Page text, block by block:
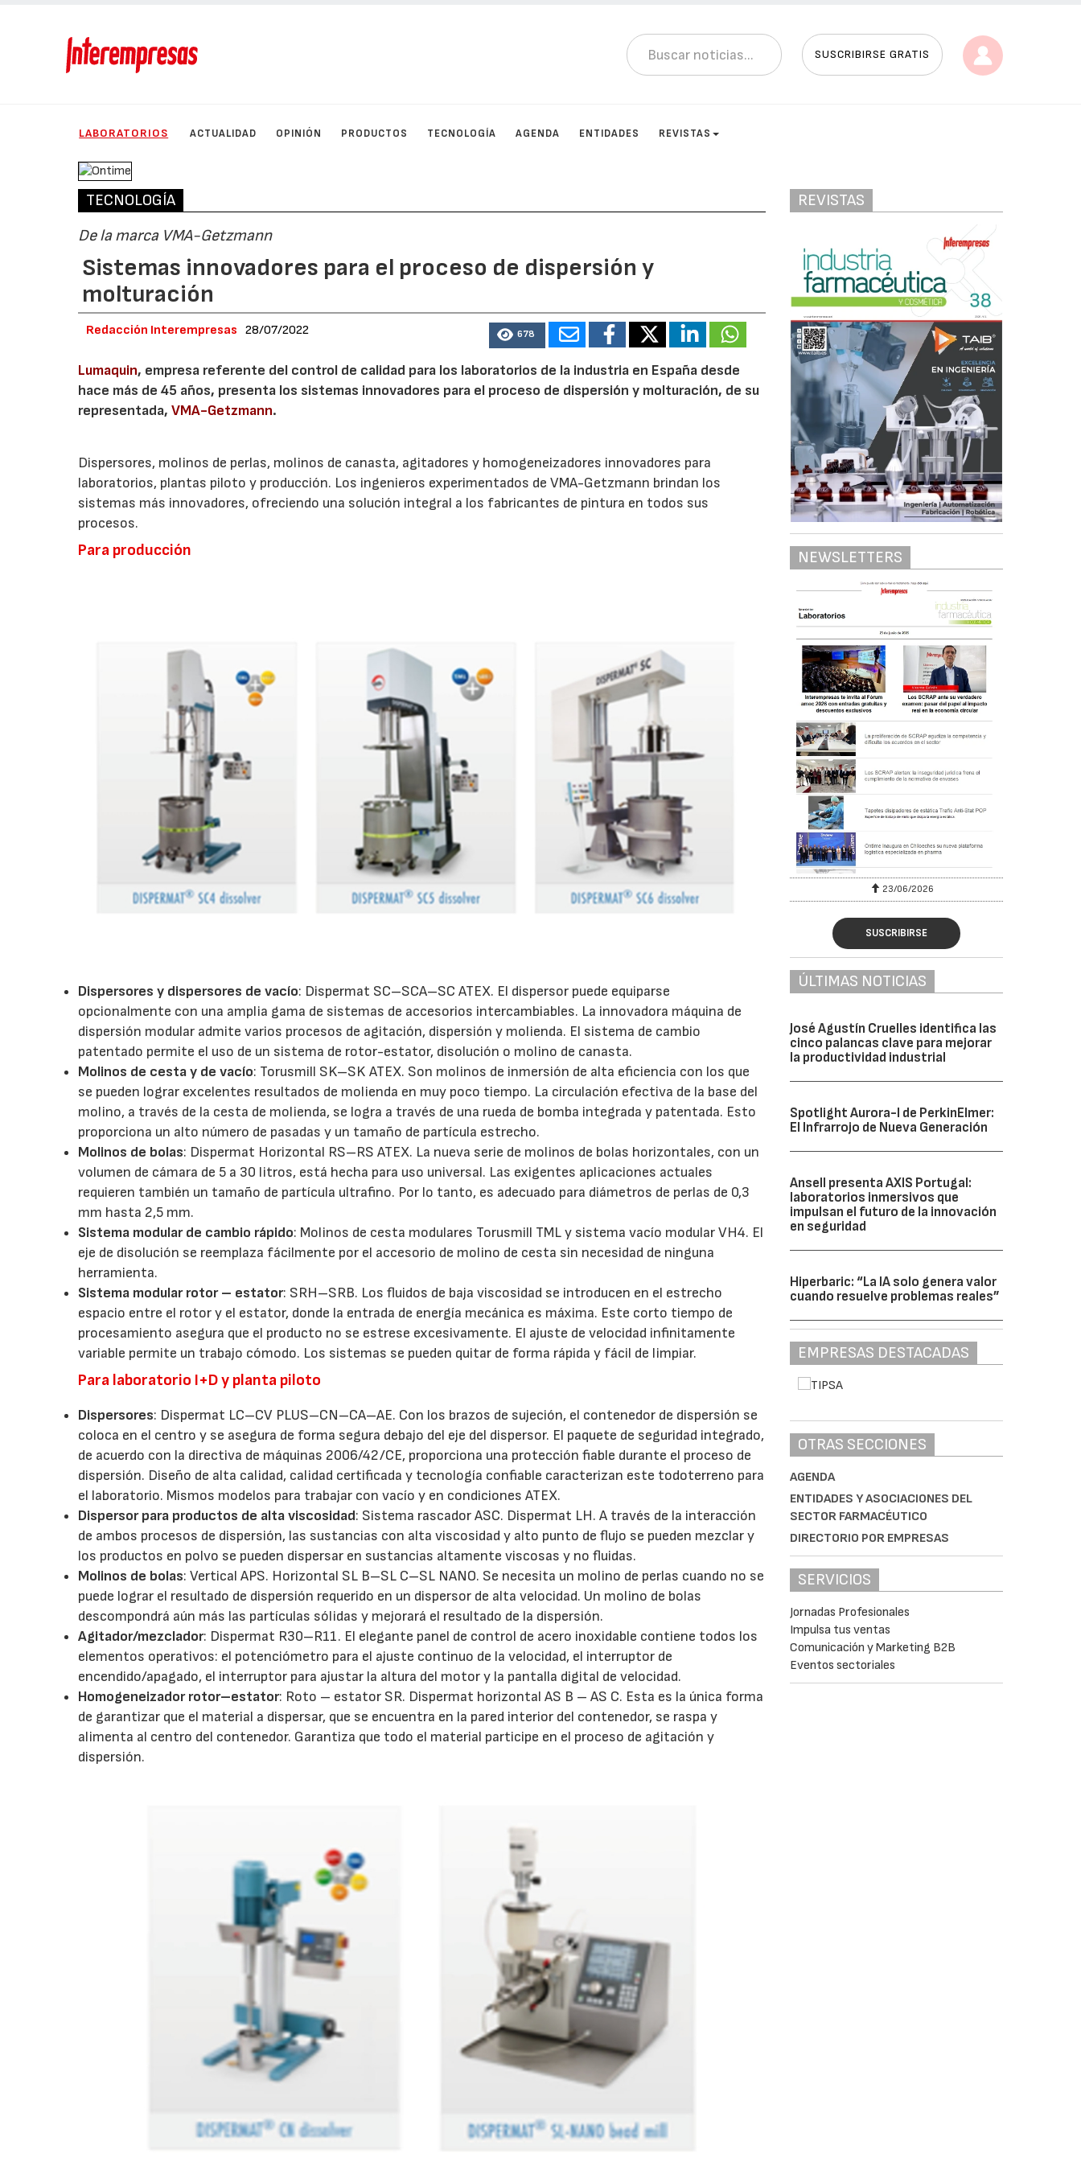
SUSCRIBIRSE GRATIS
LABORATORIOS ACTUALIDAD OPINIÓN PRODUCTOS TECNOLOGÍA AGENDA ENTIDADES REVISTAS
TECNOLOGÍA
De la marca VMA-Getzmann
Sistemas innovadores para el proceso de dispersión y
molturación
Redacción Interempresas 28/07/2022 678
Lumaquin, empresa referente del control de calidad para los laboratorios de la industria en España desde
hace más de 45 años, presenta los sistemas innovadores para el proceso de dispersión y molturación, de su
representada,VMA-Getzmann.
Dispersores, molinos de perlas, molinos de canasta, agitadores y homogeneizadores innovadores para
laboratorios, plantas piloto y producción. Los ingenieros experimentados de VMA-Getzmann brindan los
sistemas más innovadores, ofreciendo una solución integral a los fabricantes de pintura en todos sus
procesos.
Para producción
Dispersores y dispersores de vacío: Dispermat SC–SCA–SC ATEX. El dispersor puede equiparse
opcionalmente con una amplia gama de sistemas de accesorios intercambiables. La innovadora máquina de
dispersión modular admite varios procesos de agitación, dispersión y molienda. El sistema de cambio
patentado permite el uso de un sistema de rotor-estator, disolución o molino de canasta.
Molinos de cesta y de vacío: Torusmill SK–SK ATEX. Son molinos de inmersión de alta eficiencia con los que
se pueden lograr excelentes resultados de molienda en muy poco tiempo. La circulación efectiva de la base del
molino, a través de la cesta de molienda, se logra a través de una rueda de bomba integrada y patentada. Esto
proporciona un alto número de pasadas y un tamaño de partícula estrecho.
Molinos de bolas: Dispermat Horizontal RS–RS ATEX. La nueva serie de molinos de bolas horizontales, con un
volumen de cámara de 5 a 30 litros, está hecha para uso universal. Las exigentes aplicaciones actuales
requieren también un tamaño de partícula ultrafino. Por lo tanto, es adecuado para diámetros de perlas de 0,3
mm hasta 2,5 mm.
Sistema modular de cambio rápido: Molinos de cesta modulares Torusmill TML y sistema vacío modular VH4. El
eje de disolución se reemplaza fácilmente por el accesorio de molino de cesta sin necesidad de ninguna
herramienta.
Sistema modular rotor – estator: SRH–SRB. Los fluidos de baja viscosidad se introducen en el estrecho
espacio entre el rotor y el estator, donde la entrada de energía mecánica es máxima. Este corto tiempo de
procesamiento asegura que el producto no se estrese excesivamente. El ajuste de velocidad infinitamente
variable permite un trabajo cómodo. Los sistemas se pueden quitar de forma rápida y fácil de limpiar.
Para laboratorio I+D y planta piloto
Dispersores: Dispermat LC–CV PLUS–CN–CA–AE. Con los brazos de sujeción, el contenedor de dispersión se
coloca en el centro y se asegura de forma segura debajo del eje del dispersor. El paquete de seguridad integrado,
de acuerdo con la directiva de máquinas 2006/42/CE, proporciona una protección fiable durante el proceso de
dispersión. Diseño de alta calidad, calidad certificada y tecnología confiable caracterizan este todoterreno para
el laboratorio. Mismos modelos para trabajar con vacío y en condiciones ATEX.
Dispersor para productos de alta viscosidad: Sistema rascador ASC. Dispermat LH. A través de la interacción
de ambos procesos de dispersión, las sustancias con alta viscosidad y alto punto de flujo se pueden mezclar y
los productos en polvo se pueden dispersar en sustancias altamente viscosas y no fluidas.
Molinos de bolas: Vertical APS. Horizontal SL B–SL C–SL NANO. Se necesita un molino de perlas cuando no se
puede lograr el resultado de dispersión requerido en un dispersor de alta velocidad. Un molino de bolas
descompondrá aún más las partículas sólidas y mejorará el resultado de la dispersión.
Agitador/mezclador: Dispermat R30–R11. El elegante panel de control de acero inoxidable contiene todos los
elementos operativos: el potenciómetro para el ajuste continuo de la velocidad, el interruptor de
encendido/apagado, el interruptor para ajustar la altura del motor y la pantalla digital de velocidad.
Homogeneizador rotor–estator: Roto – estator SR. Dispermat horizontal AS B – AS C. Esta es la única forma
de garantizar que el material a dispersar, que se encuentra en la pared interior del contenedor, se raspa y
alimenta al centro del contenedor. Garantiza que todo el material participe en el proceso de agitación y
dispersión.
REVISTAS
NEWSLETTERS
23/06/2026 28/07/2026 23/06/2026
SUSCRIBIRSE
ÚLTIMAS NOTICIAS
José Agustín Cruelles identifica las
cinco palancas clave para mejorar
la productividad industrial
Spotlight Aurora-I de PerkinElmer:
El Infrarrojo de Nueva Generación
Ansell presenta AXIS Portugal:
laboratorios inmersivos que
impulsan el futuro de la innovación
en seguridad
Hiperbaric: “La IA solo genera valor
cuando resuelve problemas reales”
EMPRESAS DESTACADAS
OTRAS SECCIONES
AGENDA
ENTIDADES Y ASOCIACIONES DEL
SECTOR FARMACÉUTICO
DIRECTORIO POR EMPRESAS
SERVICIOS
Jornadas Profesionales
Impulsa tus ventas
Comunicación y Marketing B2B
Eventos sectoriales